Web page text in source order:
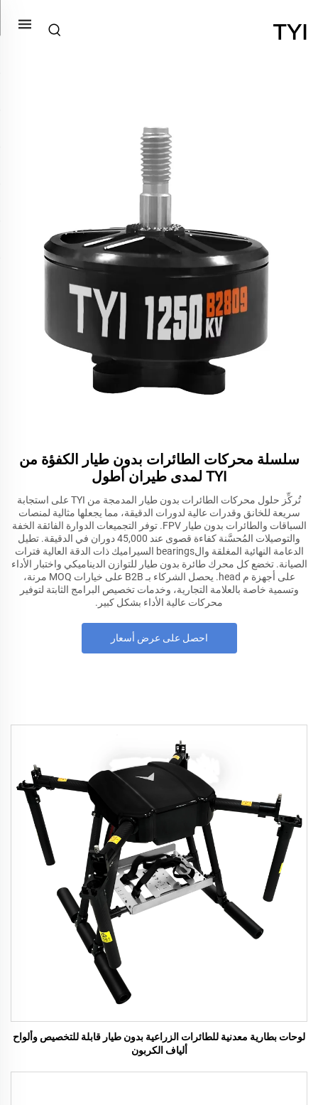
سلسلة محركات الطائرات بدون طيار الكفؤة من
TYI لمدى طيران أطول
تُركِّز حلول محركات الطائرات بدون طيار المدمجة من TYI على استجابة
سريعة للخانق وقدرات عالية لدورات الدقيقة، مما يجعلها مثالية لمنصات
السباقات والطائرات بدون طيار FPV. توفر التجميعات الدوارة الفائقة الخفة
والتوصيلات المُحسَّنة كفاءة قصوى عند 45,000 دوران في الدقيقة. تطيل
الدعامة النهائية المغلقة والbearings السيراميك ذات الدقة العالية فترات
الصيانة. تخضع كل محرك طائرة بدون طيار للتوازن الديناميكي واختبار الأداء
على أجهزة م head. يحصل الشركاء بـ B2B على خيارات MOQ مرنة،
وتسمية خاصة بالعلامة التجارية، وخدمات تخصيص البرامج الثابتة لتوفير
محركات عالية الأداء بشكل كبير.
احصل على عرض أسعار
لوحات بطارية معدنية للطائرات الزراعية بدون طيار قابلة للتخصيص وألواح
ألياف الكربون